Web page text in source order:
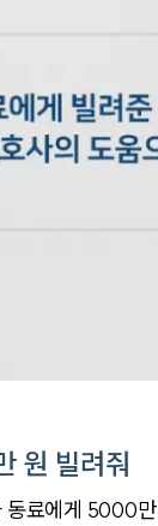
원 빌려줘
료에게 5000